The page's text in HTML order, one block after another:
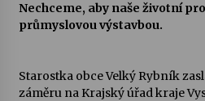
Nechceme, aby naše životní
průmyslovou výstavbou.
Starostka obce Velký Rybník
záměru na Krajský úřad kraje